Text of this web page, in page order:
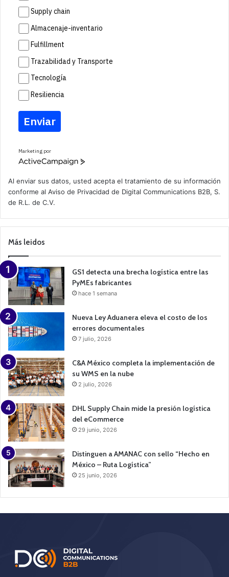
Supply chain
Almacenaje-inventario
Fulfillment
Trazabilidad y Transporte
Tecnología
Resiliencia
Enviar
Marketing por
A
v
e
a
m
a
n
Al enviar sus datos, usted acepta el tratamiento de su información
conforme al Aviso de Privacidad de Digital Communications B2B, S.
de R.L. de C.V.
Más leidos
GS1 detecta una brecha logística entre las
PyMEs fabricantes
hace 1 semana
Nueva Ley Aduanera eleva el costo de los
errores documentales
7 julio, 2026
C&A México completa la implementación de
su WMS en la nube
2 julio, 2026
DHL Supply Chain mide la presión logística
del eCommerce
29 junio, 2026
Distinguen a AMANAC con sello “Hecho en
México – Ruta Logística”
25 junio, 2026